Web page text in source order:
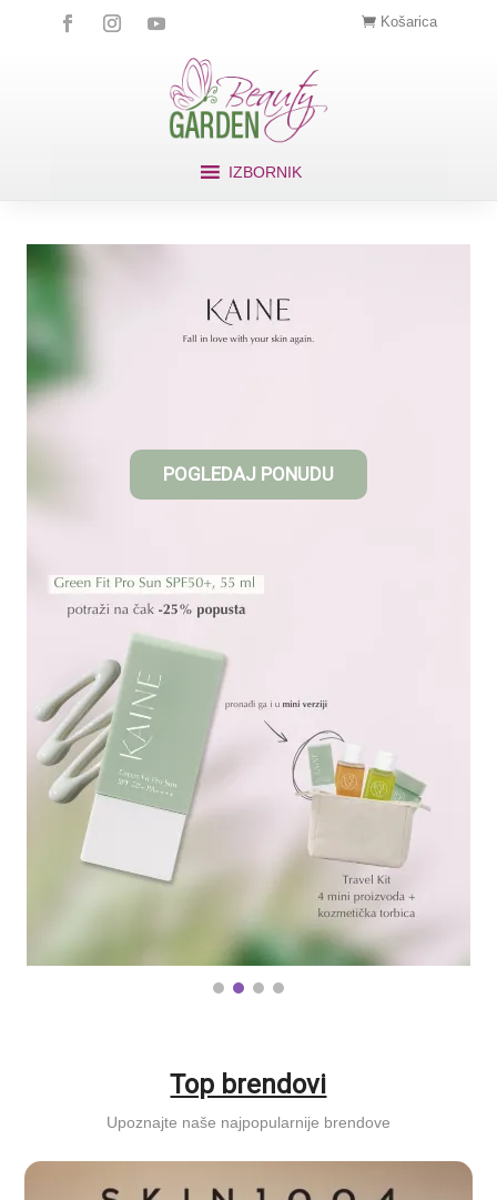
Košarica
IZBORNIK
POGLEDAJ PONUDU
Top brendovi
Upoznajte naše najpopularnije brendove